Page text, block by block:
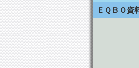
ＥＱＢＯ資